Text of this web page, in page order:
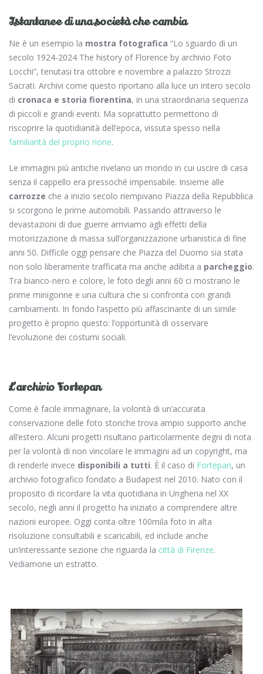
Istantanee di una società che cambia
Ne è un esempio la mostra fotografica “Lo sguardo di un
secolo 1924-2024 The history of Florence by archivio Foto
Locchi”, tenutasi tra ottobre e novembre a palazzo Strozzi
Sacrati. Archivi come questo riportano alla luce un intero secolo
di cronaca e storia fiorentina, in una straordinaria sequenza
di piccoli e grandi eventi. Ma soprattutto permettono di
riscoprire la quotidianità dell’epoca, vissuta spesso nella
familiarità del proprio rione.
Le immagini più antiche rivelano un mondo in cui uscire di casa
senza il cappello era pressoché impensabile. Insieme alle
carrozze che a inizio secolo riempivano Piazza della Repubblica
si scorgono le prime automobili. Passando attraverso le
devastazioni di due guerre arriviamo agli effetti della
motorizzazione di massa sull’organizzazione urbanistica di fine
anni 50. Difficile oggi pensare che Piazza del Duomo sia stata
non solo liberamente trafficata ma anche adibita a parcheggio.
Tra bianco-nero e colore, le foto degli anni 60 ci mostrano le
prime minigonne e una cultura che si confronta con grandi
cambiamenti. In fondo l’aspetto più affascinante di un simile
progetto è proprio questo: l’opportunità di osservare
l’evoluzione dei costumi sociali.
L’archivio Fortepan
Come è facile immaginare, la volontà di un’accurata
conservazione delle foto storiche trova ampio supporto anche
all’estero. Alcuni progetti risultano particolarmente degni di nota
per la volontà di non vincolare le immagini ad un copyright, ma
di renderle invece disponibili a tutti. È il caso di Fortepan, un
archivio fotografico fondato a Budapest nel 2010. Nato con il
proposito di ricordare la vita quotidiana in Ungheria nel XX
secolo, negli anni il progetto ha iniziato a comprendere altre
nazioni europee. Oggi conta oltre 100mila foto in alta
risoluzione consultabili e scaricabili, ed include anche
un’interessante sezione che riguarda la città di Firenze.
Vediamone un estratto.